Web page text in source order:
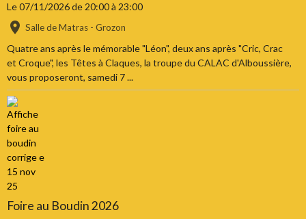
Le 07/11/2026de 20:00à 23:00
Salle de Matras - Grozon
Quatre ans après le mémorable "Léon", deux ans après "Cric, Crac
et Croque", les Têtes à Claques, la troupe du CALAC d'Alboussière,
vous proposeront, samedi 7 ...
Foire au Boudin 2026